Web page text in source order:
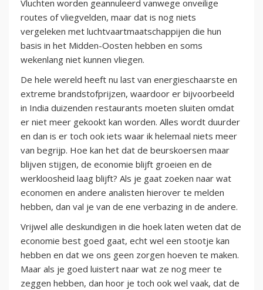
Vluchten worden geannuleerd vanwege onveilige
routes of vliegvelden, maar dat is nog niets
vergeleken met luchtvaartmaatschappijen die hun
basis in het Midden-Oosten hebben en soms
wekenlang niet kunnen vliegen.
De hele wereld heeft nu last van energieschaarste en
extreme brandstofprijzen, waardoor er bijvoorbeeld
in India duizenden restaurants moeten sluiten omdat
er niet meer gekookt kan worden. Alles wordt duurder
en dan is er toch ook iets waar ik helemaal niets meer
van begrijp. Hoe kan het dat de beurskoersen maar
blijven stijgen, de economie blijft groeien en de
werkloosheid laag blijft? Als je gaat zoeken naar wat
economen en andere analisten hierover te melden
hebben, dan val je van de ene verbazing in de andere.
Vrijwel alle deskundigen in die hoek laten weten dat de
economie best goed gaat, echt wel een stootje kan
hebben en dat we ons geen zorgen hoeven te maken.
Maar als je goed luistert naar wat ze nog meer te
zeggen hebben, dan hoor je toch ook wel vaak, dat de